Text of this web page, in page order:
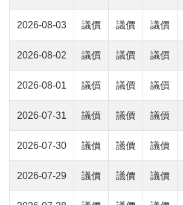
2026-08-03 議價 議價 議價
2026-08-02 議價 議價 議價
2026-08-01 議價 議價 議價
2026-07-31 議價 議價 議價
2026-07-30 議價 議價 議價
2026-07-29 議價 議價 議價